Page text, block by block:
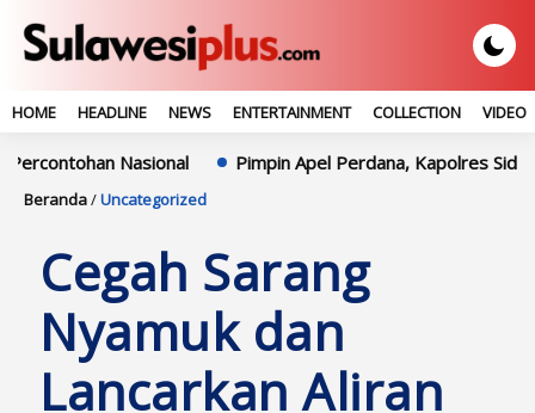
HOME HEADLINE NEWS ENTERTAINMENT COLLECTION VIDEO
Nasional Pimpin Apel Perdana, Kapolres Sidrap
Beranda/Uncategorized
Cegah Sarang
Nyamuk dan
Lancarkan Aliran